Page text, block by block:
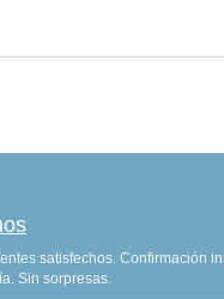
satisfechos. Confirmación
Sin sorpresas.